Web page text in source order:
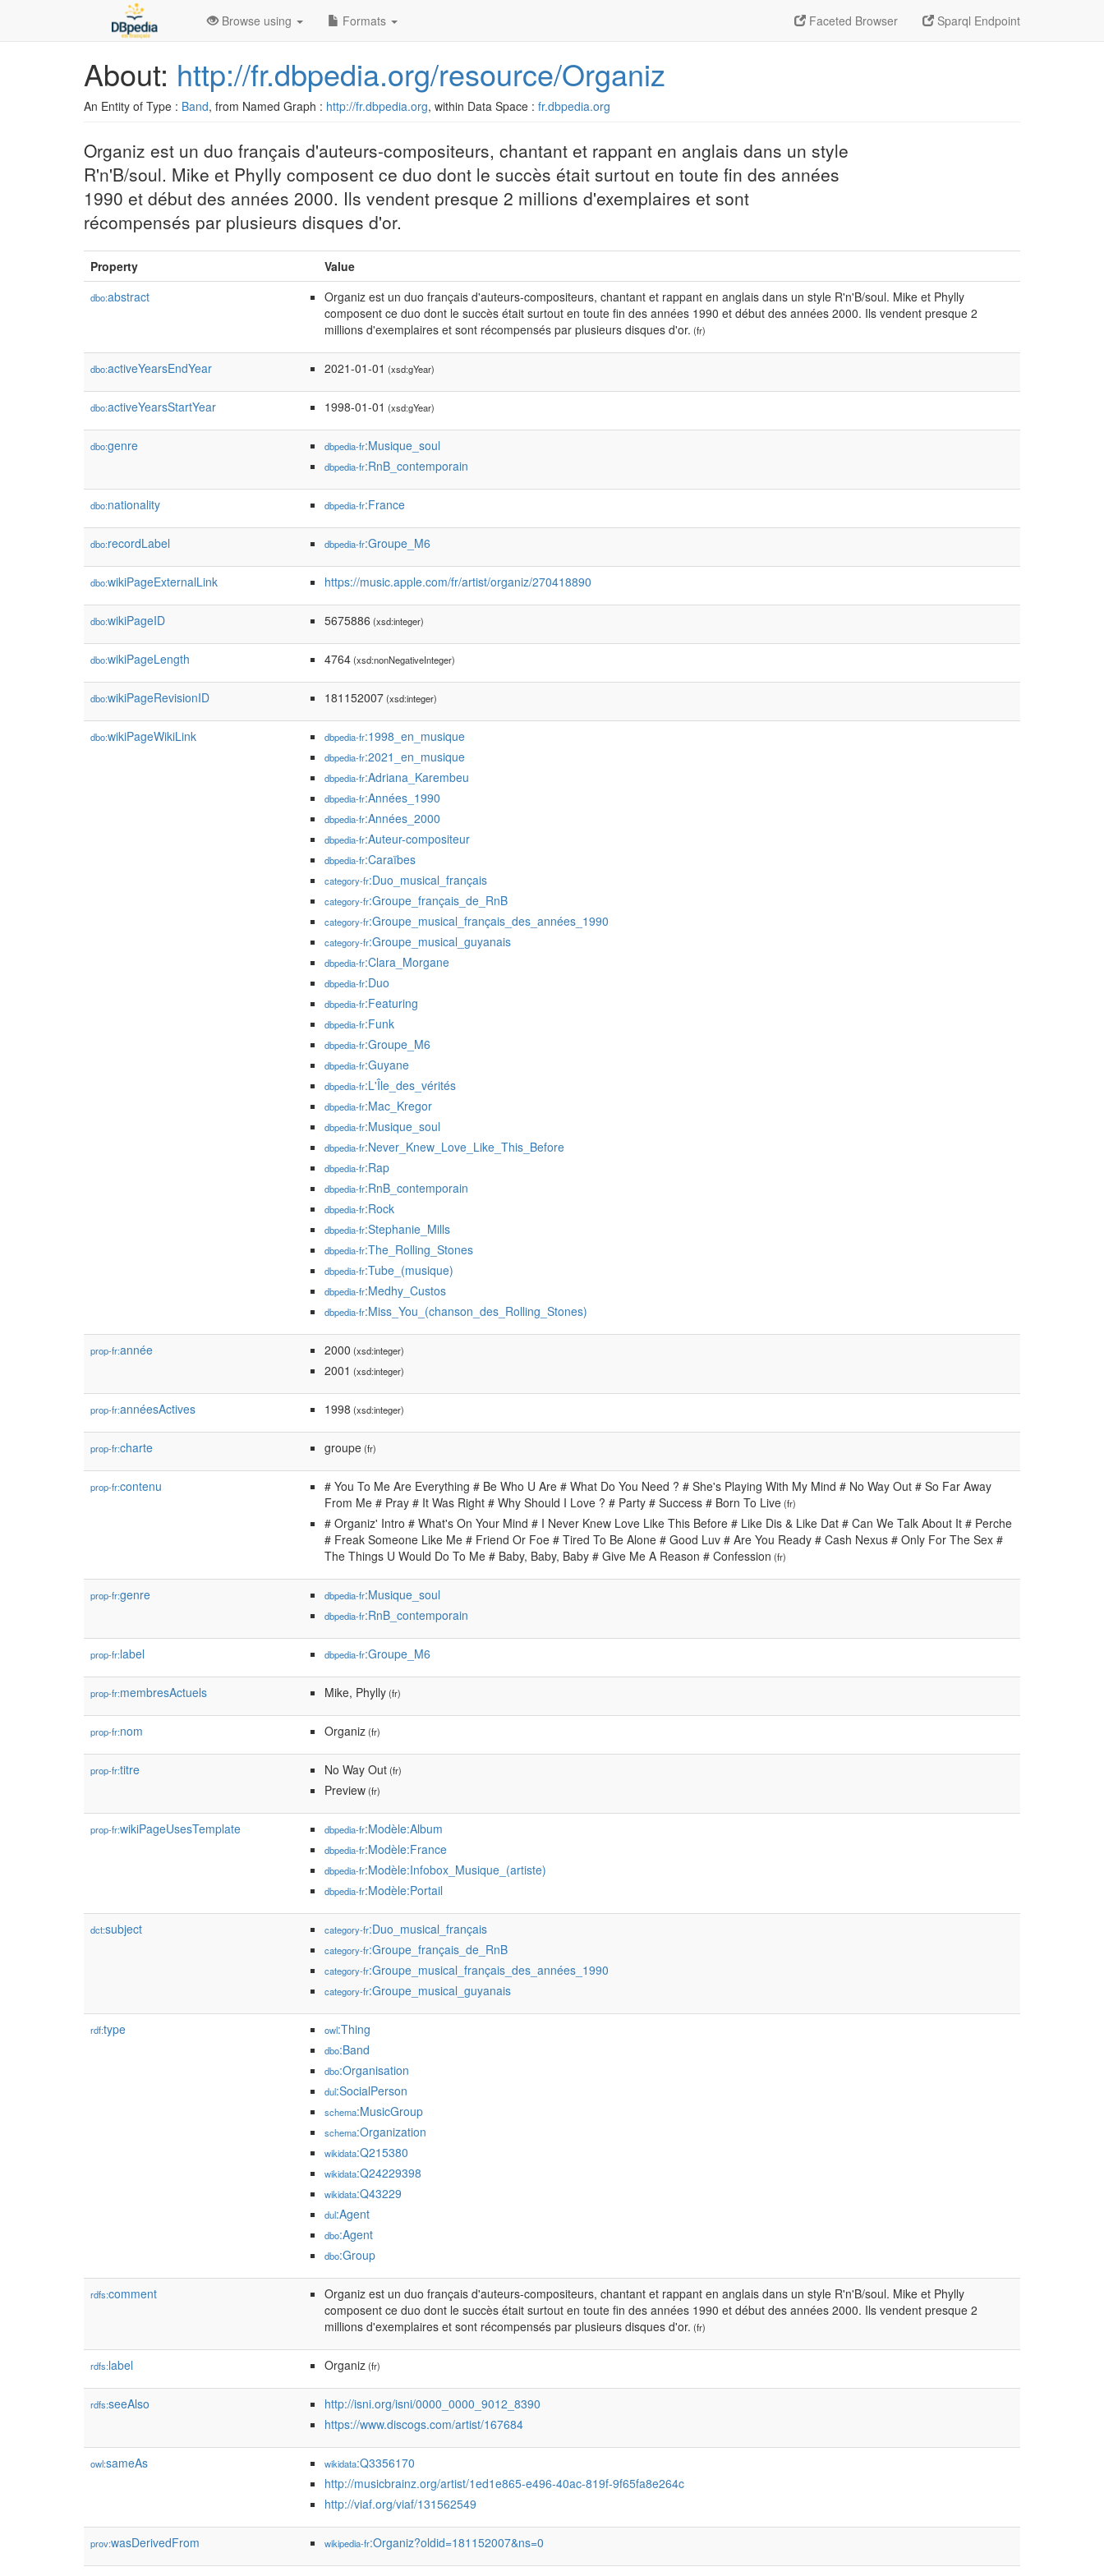
Faceted Browser Sparql Endpoint
Browse using Formats
About: http://fr.dbpedia.org/resource/Organiz
An Entity of Type : Band, from Named Graph : http://fr.dbpedia.org, within Data Space : fr.dbpedia.org
Organiz est un duo français d'auteurs-compositeurs, chantant et rappant en anglais dans un style
R'n'B/soul. Mike et Phylly composent ce duo dont le succès était surtout en toute fin des années
1990 et début des années 2000. Ils vendent presque 2 millions d'exemplaires et sont
récompensés par plusieurs disques d'or.
Property Value
dbo:abstract
Organiz est un duo français d'auteurs-compositeurs, chantant et rappant en anglais dans un style R'n'B/soul. Mike et Phylly
composent ce duo dont le succès était surtout en toute fin des années 1990 et début des années 2000. Ils vendent presque 2
millions d'exemplaires et sont récompensés par plusieurs disques d'or. (fr)
dbo:activeYearsEndYear 2021-01-01 (xsd:gYear)
dbo:activeYearsStartYear 1998-01-01 (xsd:gYear)
dbo:genre dbpedia-fr:Musique_soul
dbpedia-fr:RnB_contemporain
dbo:nationality dbpedia-fr:France
dbo:recordLabel dbpedia-fr:Groupe_M6
dbo:wikiPageExternalLink https://music.apple.com/fr/artist/organiz/270418890
dbo:wikiPageID 5675886 (xsd:integer)
dbo:wikiPageLength 4764(xsd:nonNegativeInteger)
dbo:wikiPageRevisionID 181152007(xsd:integer)
dbo:wikiPageWikiLink dbpedia-fr:1998_en_musique
dbpedia-fr:2021_en_musique
dbpedia-fr:Adriana_Karembeu
dbpedia-fr:Années_1990
dbpedia-fr:Années_2000
dbpedia-fr:Auteur-compositeur
dbpedia-fr:Caraïbes
category-fr:Duo_musical_français
category-fr:Groupe_français_de_RnB
category-fr:Groupe_musical_français_des_années_1990
category-fr:Groupe_musical_guyanais
dbpedia-fr:Clara_Morgane
dbpedia-fr:Duo
dbpedia-fr:Featuring
dbpedia-fr:Funk
dbpedia-fr:Groupe_M6
dbpedia-fr:Guyane
dbpedia-fr:L'Île_des_vérités
dbpedia-fr:Mac_Kregor
dbpedia-fr:Musique_soul
dbpedia-fr:Never_Knew_Love_Like_This_Before
dbpedia-fr:Rap
dbpedia-fr:RnB_contemporain
dbpedia-fr:Rock
dbpedia-fr:Stephanie_Mills
dbpedia-fr:The_Rolling_Stones
dbpedia-fr:Tube_(musique)
dbpedia-fr:Medhy_Custos
dbpedia-fr:Miss_You_(chanson_des_Rolling_Stones)
prop-fr:année 2000 (xsd:integer)
2001 (xsd:integer)
prop-fr:annéesActives 1998 (xsd:integer)
prop-fr:charte groupe(fr)
prop-fr:contenu
# You To Me Are Everything # Be Who U Are # What Do You Need ? # She's Playing With My Mind # No Way Out # So Far Away
From Me # Pray # It Was Right # Why Should I Love ? # Party # Success # Born To Live(fr)
# Organiz' Intro # What's On Your Mind # I Never Knew Love Like This Before # Like Dis & Like Dat # Can We Talk About It # Perche
# Freak Someone Like Me # Friend Or Foe # Tired To Be Alone # Good Luv # Are You Ready # Cash Nexus # Only For The Sex #
The Things U Would Do To Me # Baby, Baby, Baby # Give Me A Reason # Confession (fr)
prop-fr:genre dbpedia-fr:Musique_soul
dbpedia-fr:RnB_contemporain
prop-fr:label dbpedia-fr:Groupe_M6
prop-fr:membresActuels Mike, Phylly(fr)
prop-fr:nom Organiz(fr)
prop-fr:titre No Way Out(fr)
Preview(fr)
prop-fr:wikiPageUsesTemplate dbpedia-fr:Modèle:Album
dbpedia-fr:Modèle:France
dbpedia-fr:Modèle:Infobox_Musique_(artiste)
dbpedia-fr:Modèle:Portail
dct:subject category-fr:Duo_musical_français
category-fr:Groupe_français_de_RnB
category-fr:Groupe_musical_français_des_années_1990
category-fr:Groupe_musical_guyanais
rdf:type owl:Thing
dbo:Band
dbo:Organisation
dul:SocialPerson
schema:MusicGroup
schema:Organization
wikidata:Q215380
wikidata:Q24229398
wikidata:Q43229
dul:Agent
dbo:Agent
dbo:Group
rdfs:comment
Organiz est un duo français d'auteurs-compositeurs, chantant et rappant en anglais dans un style R'n'B/soul. Mike et Phylly
composent ce duo dont le succès était surtout en toute fin des années 1990 et début des années 2000. Ils vendent presque 2
millions d'exemplaires et sont récompensés par plusieurs disques d'or. (fr)
rdfs:label Organiz(fr)
rdfs:seeAlso
http://isni.org/isni/0000_0000_9012_8390
https://www.discogs.com/artist/167684
owl:sameAs wikidata:Q3356170
http://musicbrainz.org/artist/1ed1e865-e496-40ac-819f-9f65fa8e264c
http://viaf.org/viaf/131562549
prov:wasDerivedFrom wikipedia-fr:Organiz?oldid=181152007&ns=0